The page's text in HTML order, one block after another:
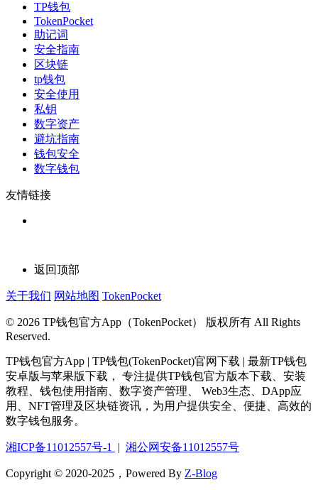
TP钱包
TokenPocket
助记词
安全指南
区块链
tp钱包
安全使用
私钥
数字资产
避坑指南
钱包安全
数字钱包
友情链接
返回顶部
关于我们 网站地图 TokenPocket
© 2026 TP钱包官方App（TokenPocket） 版权所有 All Rights
Reserved.
TP钱包官方App | TP钱包(TokenPocket)官网下载 | 最新TP钱包
安卓版与苹果版下载， 专注提供TP钱包官方版本下载、安装
教程、钱包使用指南、数字资产管理、 Web3生态、DApp应
用、NFT管理及区块链资讯，为用户提供安全、便捷、高效的
数字钱包服务。
湘ICP备11012557号-1 | 湘公网安备11012557号
Copyright © 2020-2025，Powered By Z-Blog